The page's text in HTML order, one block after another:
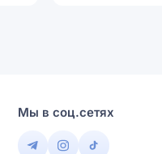
Мы в соц.сетях